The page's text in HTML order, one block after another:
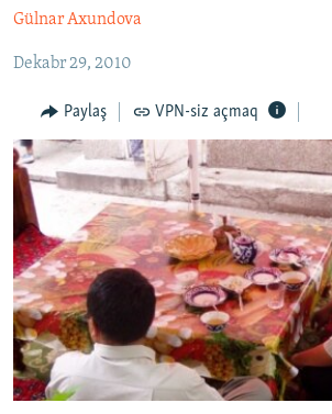
qayıt
keç
#ƏSLINDƏ
FƏRQƏ BAX
QANUNI DOĞRU
ARAŞDIRMA
MULTIMEDIA
VIDEO
FOTOQALEREYA
İNFOQRAFIKA
KARIKATURA
RADIO ARXIV
OXU ZALI
AZƏRBAYCAN ƏDƏBIYYATI KITABXANASI
İSLAM VƏ DEMOKRATIYA
İZ - MƏDƏNIYYƏT PROQRAMI
HAQQIMIZDA
MISSIYAMIZ
PEŞƏ ETIKASI VƏ JURNALISTIKA
MATERIALLARIMIZDAN ISTIFADƏ
BIZI IZLƏ
Gülnar Axundova
Dekabr 29, 2010
Paylaş VPN-siz açmaq